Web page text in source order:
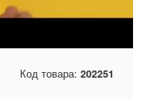
Код товара: 202251